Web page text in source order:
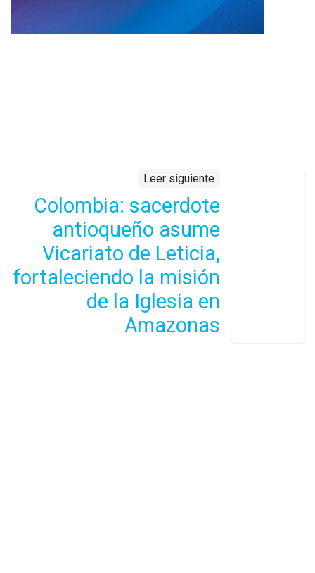
Leer siguiente
Colombia: sacerdote
antioqueño asume
Vicariato de Leticia,
fortaleciendo la misión
de la Iglesia en
Amazonas